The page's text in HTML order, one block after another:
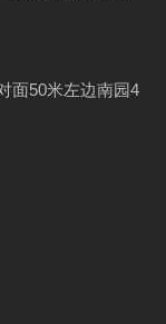
面50米左边南园4